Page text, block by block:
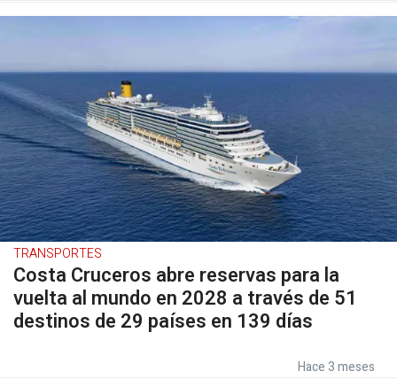
TRANSPORTES
Costa Cruceros abre reservas para la
vuelta al mundo en 2028 a través de 51
destinos de 29 países en 139 días
Hace 3 meses